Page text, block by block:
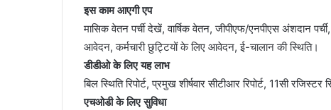
इस काम आएगी एप
मासिक वेतन पर्ची देखें, वार्षिक वेतन, जीपीएफ/एनपीएस अंशदान
आवेदन, कर्मचारी छुट्टियों के लिए आवेदन, ई-चालान की स्थिति।
डीडीओ के लिए यह लाभ
बिल स्थिति रिपोर्ट, प्रमुख शीर्षवार सीटीआर रिपोर्ट, 11सी रजिस्टर
एचओडी के लिए सुविधा
आईटीबीपी
जवान
ने
नर्स